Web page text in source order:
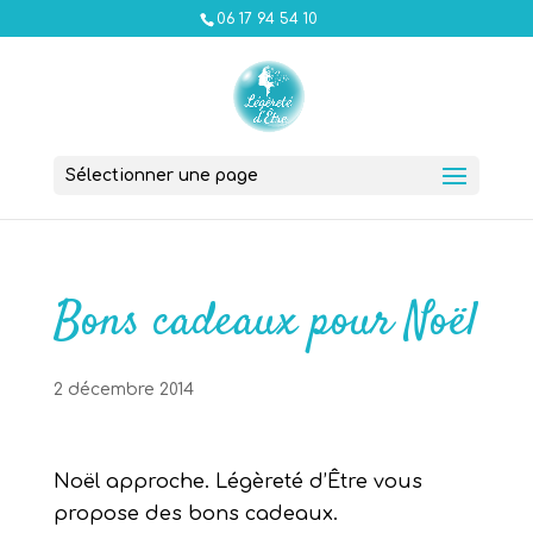
06 17 94 54 10
Sélectionner une page
Bons cadeaux pour Noël
2 décembre 2014
Noël approche. Légèreté d’Être vous
propose des bons cadeaux.